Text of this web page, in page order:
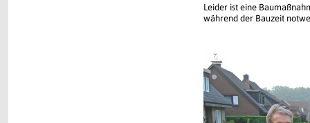
Leider ist eine
während der Bauzeit